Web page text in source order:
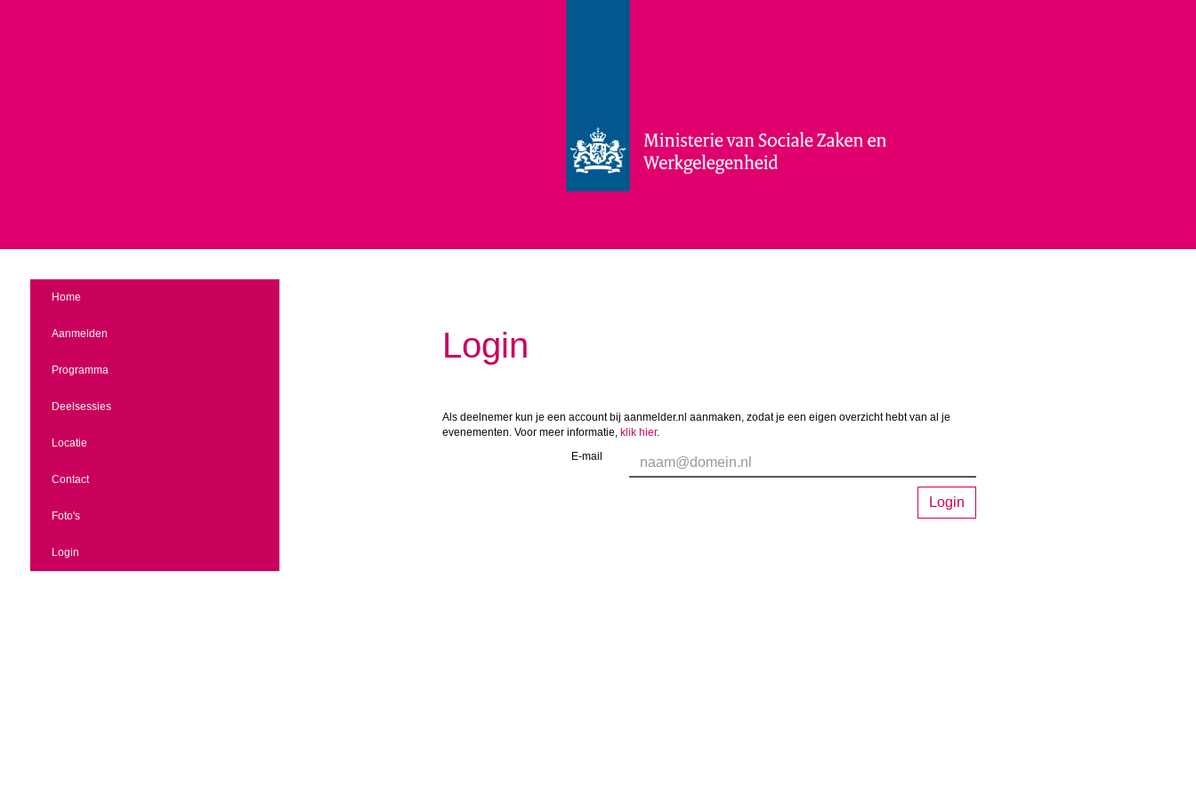
Home
Aanmelden
Programma
Deelsessies
Locatie
Contact
Foto's
Login
Login
Als deelnemer kun je een account bij aanmelder.nl aanmaken, zodat je een eigen overzicht hebt van al je
evenementen. Voor meer informatie,klik hier.
E-mail
Login